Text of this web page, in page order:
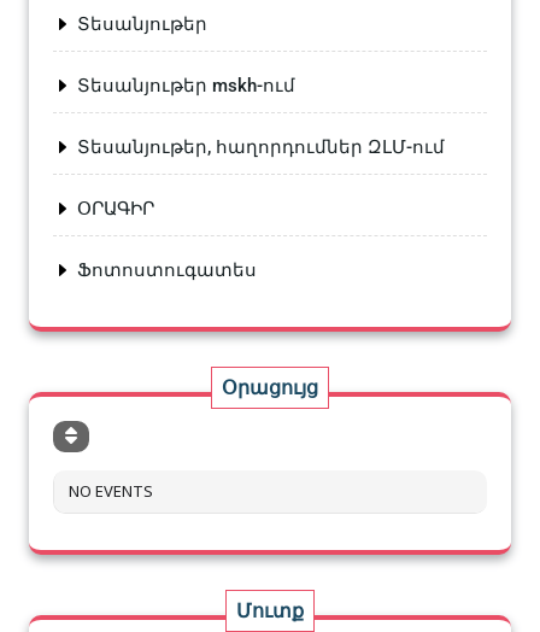
Տեսանյութեր
Տեսանյութեր mskh-ում
Տեսանյութեր, հաղորդումներ ԶԼՄ-ում
ՕՐԱԳԻՐ
Ֆոտոստուգատես
Օրացույց
NO EVENTS
Մուտք